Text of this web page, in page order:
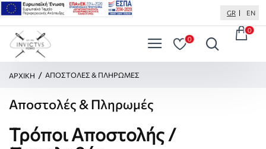
GR EN
0
0
ΑΡΧΙΚΉ H
E
ΑΠΟΣΤΟΛΈΣ & ΠΛΗΡΩΜΈΣ
Αποστολές & Πληρωμές
Τρόποι Αποστολής /